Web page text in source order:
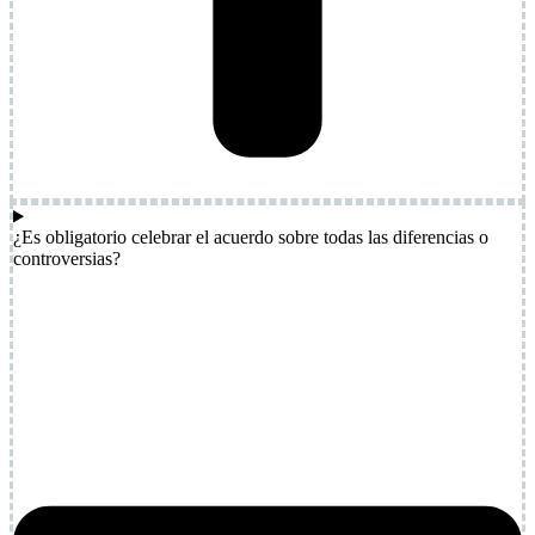
¿Es obligatorio celebrar el acuerdo sobre todas las diferencias o
controversias?